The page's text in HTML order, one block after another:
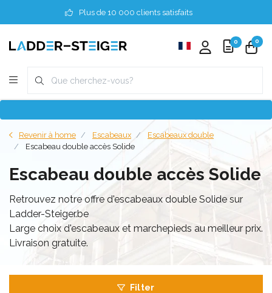
Plus de 10 000 clients satisfaits
0 0
Revenir à home Escabeaux
Escabeaux double
Escabeau double accès Solide
Escabeau double accès Solide
Retrouvez notre offre d'escabeaux double Solide sur
Ladder-Steiger.be
Large choix d'escabeaux et marchepieds au meilleur prix.
Livraison gratuite.
Filter